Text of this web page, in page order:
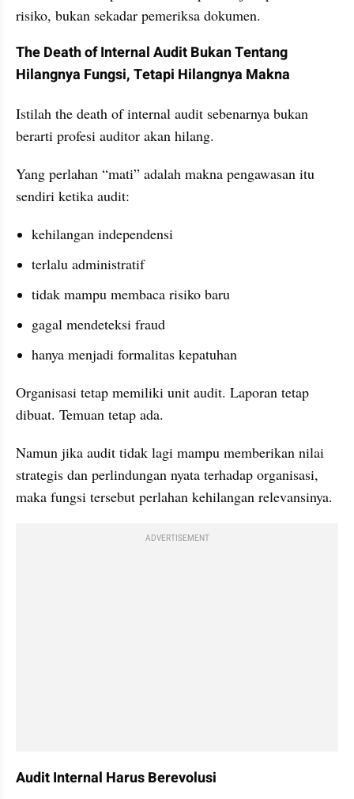
risiko, bukan sekadar pemeriksa dokumen.
The Death of Internal Audit Bukan Tentang
Hilangnya Fungsi, Tetapi Hilangnya Makna
Istilah the death of internal audit sebenarnya bukan
berarti profesi auditor akan hilang.
Yang perlahan “mati” adalah makna pengawasan itu
sendiri ketika audit:
kehilangan independensi
terlalu administratif
tidak mampu membaca risiko baru
gagal mendeteksi fraud
hanya menjadi formalitas kepatuhan
Organisasi tetap memiliki unit audit. Laporan tetap
dibuat. Temuan tetap ada.
Namun jika audit tidak lagi mampu memberikan nilai
strategis dan perlindungan nyata terhadap organisasi,
maka fungsi tersebut perlahan kehilangan relevansinya.
ADVERTISEMENT
Audit Internal Harus Berevolusi